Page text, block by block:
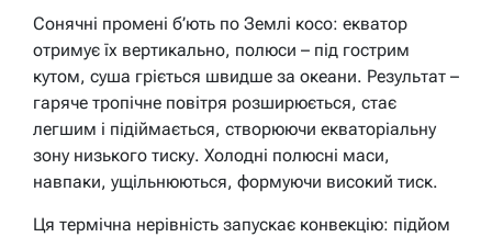
Сонячні промені б’ють по Землі косо: екватор
отримує їх вертикально, полюси – під гострим
кутом, суша гріється швидше за океани. Результат –
гаряче тропічне повітря розширюється, стає
легшим і підіймається, створюючи екваторіальну
зону низького тиску. Холодні полюсні маси,
навпаки, ущільнюються, формуючи високий тиск.
Ця термічна нерівність запускає конвекцію: підйом